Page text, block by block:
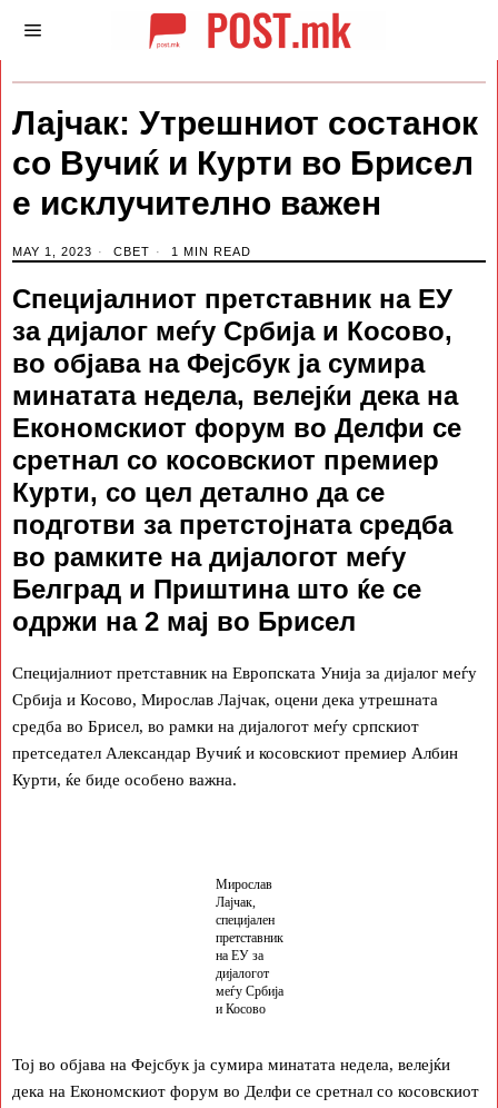
Лајчак: Утрешниот состанок
со Вучиќ и Курти во Брисел
е исклучително важен
MAY 1, 2023 СВЕТ 1 MIN READ
Специјалниот претставник на ЕУ
за дијалог меѓу Србија и Косово,
во објава на Фејсбук ја сумира
минатата недела, велејќи дека на
Економскиот форум во Делфи се
сретнал со косовскиот премиер
Курти, со цел детално да се
подготви за претстојната средба
во рамките на дијалогот меѓу
Белград и Приштина што ќе се
одржи на 2 мај во Брисел
Специјалниот претставник на Европската Унија за дијалог меѓу
Србија и Косово, Мирослав Лајчак, оцени дека утрешната
средба во Брисел, во рамки на дијалогот меѓу српскиот
претседател Александар Вучиќ и косовскиот премиер Албин
Курти, ќе биде особено важна.
Мирослав
Лајчак,
специјален
претставник
на ЕУ за
дијалогот
меѓу Србија
и Косово
Тој во објава на Фејсбук ја сумира минатата недела, велејќи
дека на Економскиот форум во Делфи се сретнал со косовскиот